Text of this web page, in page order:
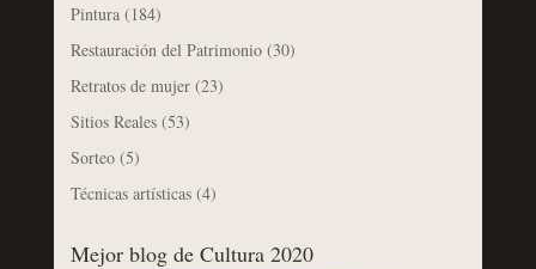
Pintura(184)
Restauración del Patrimonio(30)
Retratos de mujer(23)
Sitios Reales(53)
Sorteo(5)
Técnicas artísticas(4)
Mejor blog de Cultura 2020